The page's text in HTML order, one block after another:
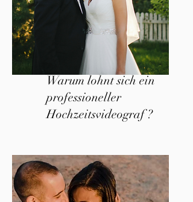
Warum lohnt sich ein
professioneller
Hochzeitsvideograf ?